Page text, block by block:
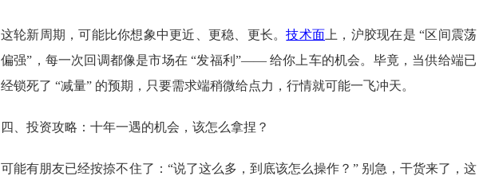
这轮新周期，可能比你想象中更近、更稳、更长。技术面 上，沪胶现在是 “区间震荡
偏强”，每一次回调都像是市场在 “发福利”—— 给你上车的机会。毕竟，当供给端已
经锁死了 “减量” 的预期，只要需求端稍微给点力，行情就可能一飞冲天。
四、投资攻略：十年一遇的机会，该怎么拿捏？
可能有朋友已经按捺不住了：“说了这么多，到底该怎么操作？” 别急，干货来了，这